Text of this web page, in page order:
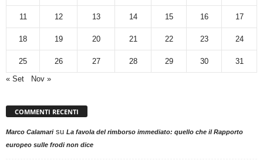
11 12 13 14 15 16 17
18 19 20 21 22 23 24
25 26 27 28 29 30
31
« Set
Nov »
COMMENTI RECENTI
Marco Calamarisu La favola del rimborso immediato: quello che il Rapporto
europeo sulle frodi non dice